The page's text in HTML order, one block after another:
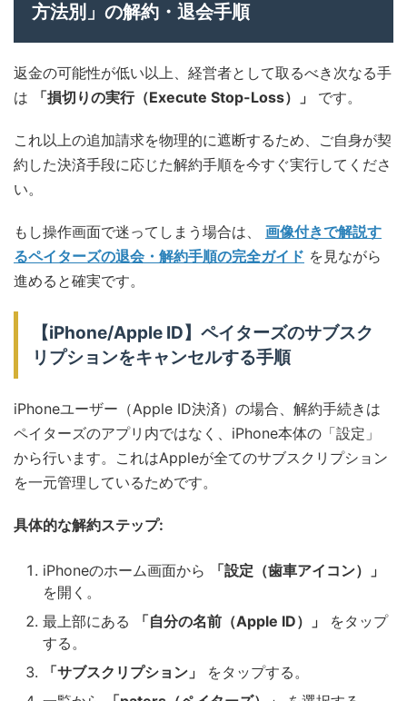
方法別」の解約・退会手順
返金の可能性が低い以上、経営者として取るべき次なる手
は
「損切りの実行（Execute Stop-Loss）」 です。
これ以上の追加請求を物理的に遮断するため、ご自身が契
約した決済手段に応じた解約手順を今すぐ実行してくださ
い。
もし操作画面で迷ってしまう場合は、 画像付きで解説す
るペイターズの退会・解約手順の完全ガイド を見ながら
進めると確実です。
【iPhone/Apple ID】ペイターズのサブスク
リプションをキャンセルする手順
iPhoneユーザー（Apple ID決済）の場合、解約手続きは
ペイターズのアプリ内ではなく、iPhone本体の「設定」
から行います。これはAppleが全てのサブスクリプション
を一元管理しているためです。
具体的な解約ステップ:
iPhoneのホーム画面から
「設定（歯車アイコン）」
を開く。
最上部にある
「自分の名前（Apple ID）」
をタップ
する。
「サブスクリプション」
をタップする。